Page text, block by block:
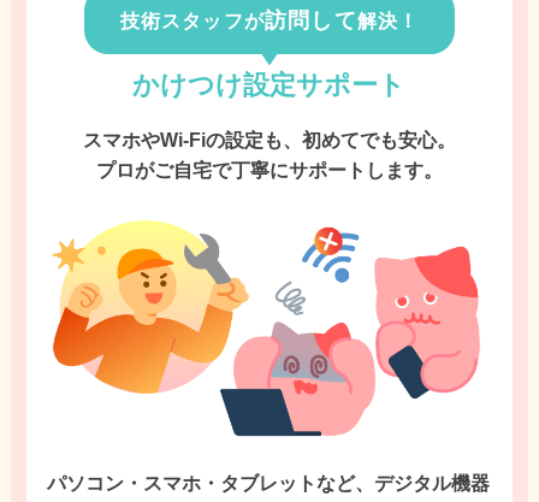
技術スタッフが訪問して解決！
かけつけ設定サポート
スマホやWi-Fiの設定も、初めてでも安心。
プロがご自宅で丁寧にサポートします。
パソコン・スマホ・タブレットなど、デジタル機器